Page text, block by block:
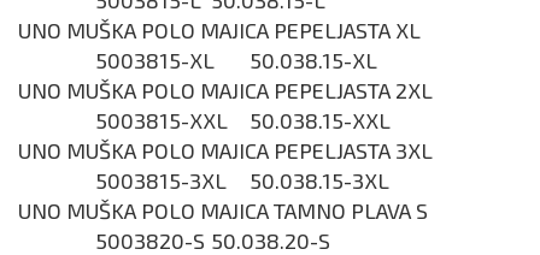
UNO MUŠKA POLO MAJICA PEPELJASTA XL
5003815-XL
50.038.15-XL
UNO MUŠKA POLO MAJICA PEPELJASTA 2XL
5003815-XXL
50.038.15-XXL
UNO MUŠKA POLO MAJICA PEPELJASTA 3XL
5003815-3XL
50.038.15-3XL
UNO MUŠKA POLO MAJICA TAMNO PLAVA S
5003820-S 50.038.20-S